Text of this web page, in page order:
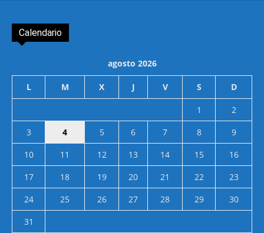
Calendario
agosto 2026
L M X J V S D
1
2
3
4 5 6 7 8
9
10
11 12 13 14 15
16
17
18 19 20 21 22
23
24
25 26 27 28 29
30
31